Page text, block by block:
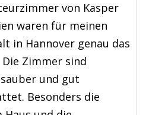
von Kasper
waren für meinen
in Hannover genau das
Die Zimmer sind
und gut
Besonders die